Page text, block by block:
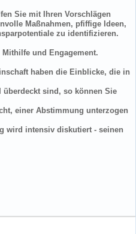
Sie mit Ihren Vorschlägen
Maßnahmen, pfiffige Ideen,
zu identifizieren.
und Engagement.
haben die Einblicke, die in
überdeckt sind, so können Sie
einer Abstimmung unterzogen
wird intensiv diskutiert - seinen